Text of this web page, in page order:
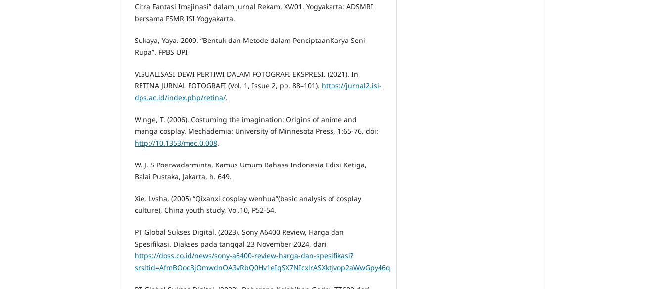
Citra Fantasi Imajinasi” dalam Jurnal Rekam. XV/01. Yogyakarta: ADSMRI
bersama FSMR ISI Yogyakarta.
Sukaya, Yaya. 2009. “Bentuk dan Metode dalam PenciptaanKarya Seni
Rupa”. FPBS UPI
VISUALISASI DEWI PERTIWI DALAM FOTOGRAFI EKSPRESI. (2021). In
RETINA JURNAL FOTOGRAFI (Vol. 1, Issue 2, pp. 88–101). https://jurnal2.isi-
dps.ac.id/index.php/retina/.
Winge, T. (2006). Costuming the imagination: Origins of anime and
manga cosplay. Mechademia: University of Minnesota Press, 1:65-76. doi:
http://10.1353/mec.0.008.
W. J. S Poerwadarminta, Kamus Umum Bahasa Indonesia Edisi Ketiga,
Balai Pustaka, Jakarta, h. 649.
Xie, Lvsha, (2005) “Qixanxi cosplay wenhua”(basic analysis of cosplay
culture), China youth study, Vol.10, P52-54.
PT Global Sukses Digital. (2023). Sony A6400 Review, Harga dan
Spesifikasi. Diakses pada tanggal 23 November 2024, dari
https://doss.co.id/news/sony-a6400-review-harga-dan-spesifikasi?
srsltid=AfmBOoo3jOmwdnOA3vRbQ0Hv1eIqSX7NIcxlrASXktjvop2aWwGpy46q